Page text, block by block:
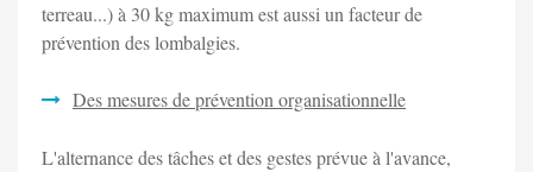
terreau...) à 30 kg maximum est aussi un facteur de
prévention des lombalgies.
Des mesures de prévention organisationnelle
L'alternance des tâches et des gestes prévue à l'avance,